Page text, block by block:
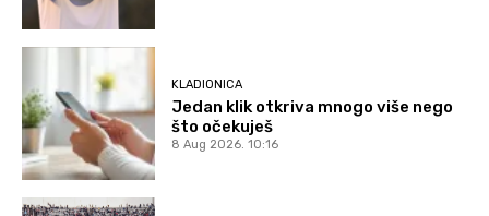
KLADIONICA
Jedan klik otkriva mnogo više nego
što očekuješ
8 Aug 2026. 10:16